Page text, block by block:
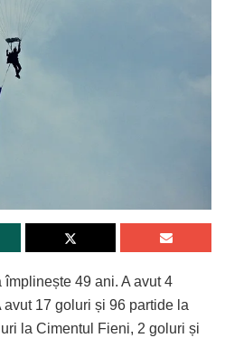
49 ani. A avut 4
17 goluri și 96 partide la
la Cimentul Fieni, 2 goluri și